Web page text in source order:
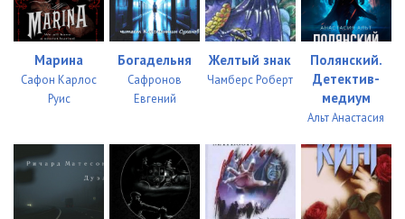
Марина
Сафон Карлос
Руис
Богадельня
Сафронов
Евгений
Желтый знак
Чамберс Роберт
Полянский.
Детектив-
медиум
Альт Анастасия